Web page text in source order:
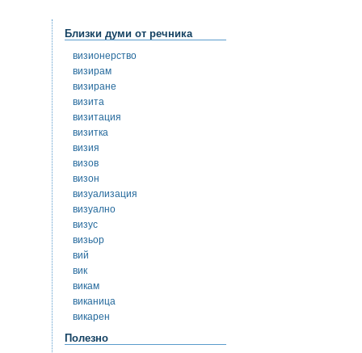
Близки думи от речника
визионерство
визирам
визиране
визита
визитация
визитка
визия
визов
визон
визуализация
визуално
визус
визьор
вий
вик
викам
виканица
викарен
Полезно